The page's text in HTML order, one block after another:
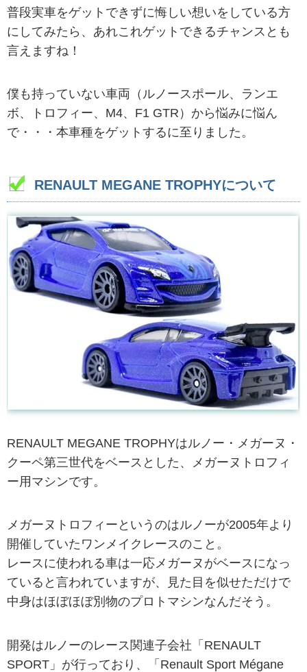
普段実車をゲットできずに悔しい想いをしている方
にしてみたら、あれこれゲットできるチャンスとも
言えますね！
僕も持っていない車両（ルノースポール、ランエ
ボ、トロフィー、M4、F1 GTR）から悩みに悩ん
で・・・本車種をゲットするに至りました。
RENAULT MEGANE TROPHYについて
RENAULT MEGANE TROPHYはルノー・メガーヌ・
クーペ第三世代をベースとした、メガーヌトロフィ
ー用マシンです。
メガーヌトロフィーというのはルノーが2005年より
開催していたワンメイクレースのこと。
レースに使われる車は一応メガーヌがベースになっ
ていると言われていますが、見た目を似せただけで
中身はほぼほぼ別物のプロトマシンなんだそう。
開発はルノーのレース関連子会社「RENAULT
SPORT」が行っており、「 Renault Sport Mégane